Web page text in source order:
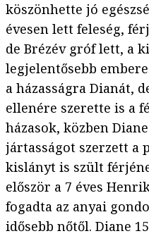
köszönhette jó
évesen lett feleség,
de Brézév gróf lett, a
legjelentősebb
a házasságra Dianát,
ellenére szerette is a
házasok, közben
jártasságot szerzett a
kislányt is szült
először a 7 éves
fogadta az anyai
idősebb nőtől. Diane